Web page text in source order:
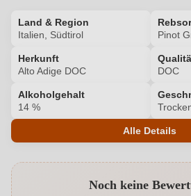
Land & Region
Italien, Südtirol
Pinot
Herkunft
Alto Adige DOC
DOC
Alkoholgehalt
14 %
Alle Details
Alkoholgehalt in %Noch keine